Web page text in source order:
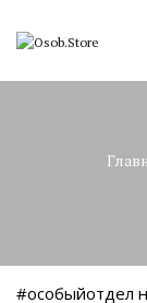
#особыйотдел